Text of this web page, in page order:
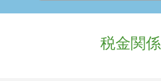
税金関係